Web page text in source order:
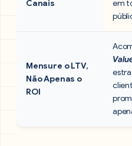
Canais
em
Mensure o LTV,
Não Apenas o
ROI